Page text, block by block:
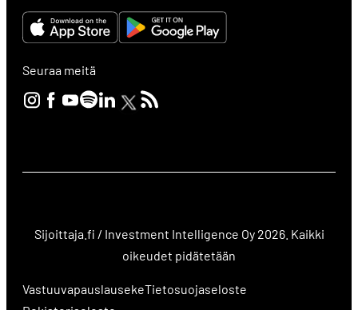
Seuraa meitä
Sijoittaja.fi / Investment Intelligence Oy 2026. Kaikki
oikeudet pidätetään
VastuuvapauslausekeTietosuojaseloste